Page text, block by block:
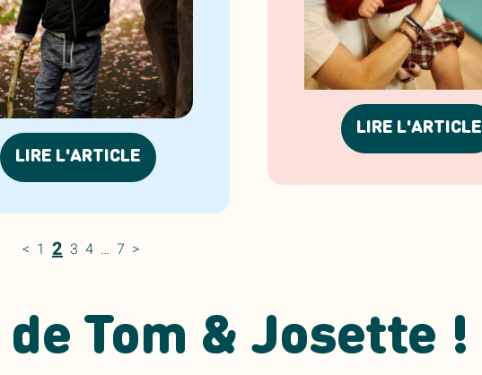
LIRE L'ARTICLE
LIRE L'ARTICLE
< 1 2 3 4 … 7 >
Tom & Josette !